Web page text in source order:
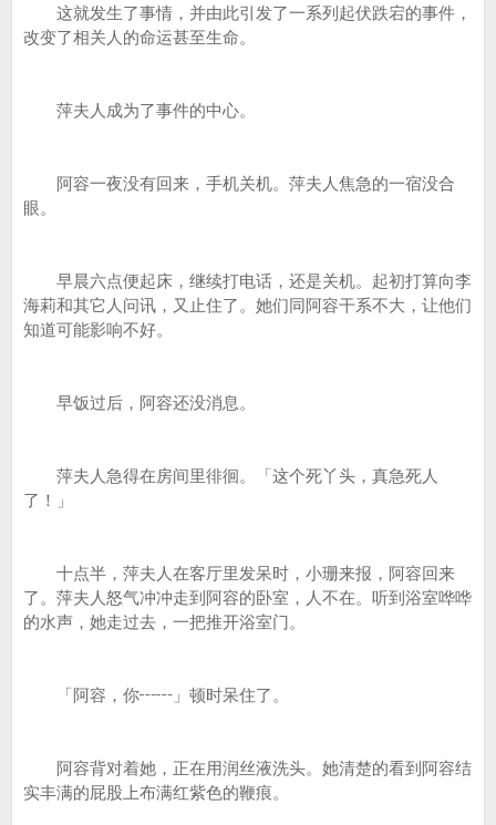
这就发生了事情，并由此引发了一系列起伏跌宕的事件，
改变了相关人的命运甚至生命。
萍夫人成为了事件的中心。
阿容一夜没有回来，手机关机。萍夫人焦急的一宿没合
眼。
早晨六点便起床，继续打电话，还是关机。起初打算向李
海莉和其它人问讯，又止住了。她们同阿容干系不大，让他们
知道可能影响不好。
早饭过后，阿容还没消息。
萍夫人急得在房间里徘徊。「这个死丫头，真急死人
了！」
十点半，萍夫人在客厅里发呆时，小珊来报，阿容回来
了。萍夫人怒气冲冲走到阿容的卧室，人不在。听到浴室哗哗
的水声，她走过去，一把推开浴室门。
「阿容，你┅┅」顿时呆住了。
阿容背对着她，正在用润丝液洗头。她清楚的看到阿容结
实丰满的屁股上布满红紫色的鞭痕。